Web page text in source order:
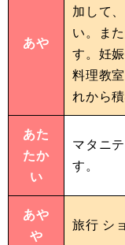
あや
加して
い。ま
す。妊
料理教
れから
あた
たか
い
マタニ
す。
あや
や
旅行 シ